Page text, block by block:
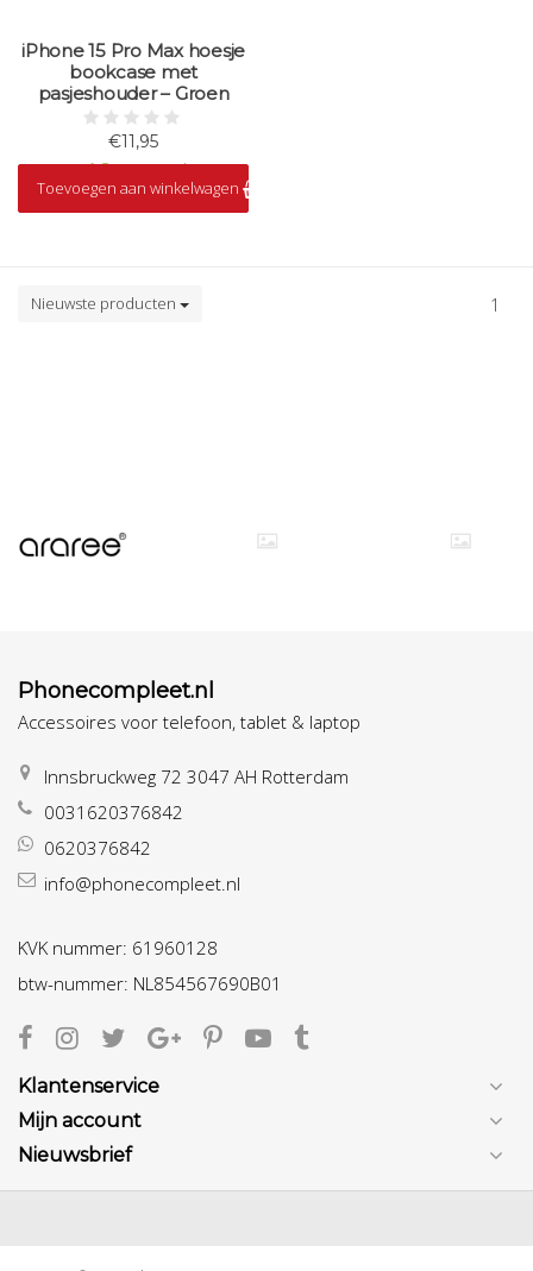
iPhone 15 Pro Max hoesje
bookcase met
pasjeshouder – Groen
€11,95
Op voorraad
Toevoegen aan winkelwagen
Nieuwste producten 1
Phonecompleet.nl
Accessoires voor telefoon, tablet & laptop
Innsbruckweg 72 3047 AH Rotterdam
0031620376842
0620376842
info@phonecompleet.nl
KVK nummer: 61960128
btw-nummer: NL854567690B01
Klantenservice
Mijn account
Nieuwsbrief